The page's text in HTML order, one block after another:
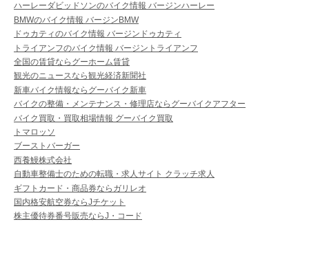
ハーレーダビッドソンのバイク情報 バージンハーレー
BMWのバイク情報 バージンBMW
ドゥカティのバイク情報 バージンドゥカティ
トライアンフのバイク情報 バージントライアンフ
全国の賃貸ならグーホーム賃貸
観光のニュースなら観光経済新聞社
新車バイク情報ならグーバイク新車
バイクの整備・メンテナンス・修理店ならグーバイクアフター
バイク買取・買取相場情報 グーバイク買取
トマロッソ
ブーストバーガー
西養鰻株式会社
自動車整備士のための転職・求人サイト クラッチ求人
ギフトカード・商品券ならガリレオ
国内格安航空券ならJチケット
株主優待券番号販売ならJ・コード